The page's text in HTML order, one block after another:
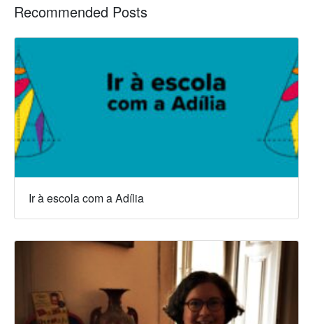
Recommended Posts
Ir à escola com a Adília